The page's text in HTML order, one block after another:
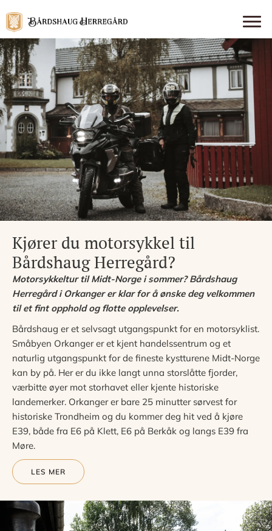
Kjører du motorsykkel til
Bårdshaug Herregård?
Motorsykkeltur til Midt-Norge i sommer?Bårdshaug
Herregård i Orkanger er klar for å ønske deg velkommen
til et fint opphold og flotte opplevelser.
Bårdshaug er et selvsagt utgangspunkt for en motorsyklist.
Småbyen Orkanger er et kjent handelssentrum og et
naturlig utgangspunkt for de fineste kystturene Midt-Norge
kan by på. Her er du ikke langt unna storslåtte fjorder,
værbitte øyer mot storhavet eller kjente historiske
landemerker. Orkanger er bare 25 minutter sørvest for
historiske Trondheim og du kommer deg hit ved å kjøre
E39, både fra E6 på Klett, E6 på Berkåk og langs E39 fra
Møre.
LES MER